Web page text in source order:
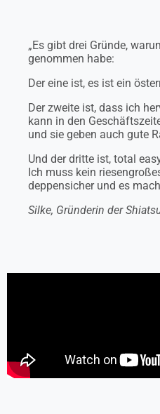
„Es gibt drei Gründe,
genommen habe:
Der eine ist, es ist ein
Der zweite ist, dass ich
kann in den
und sie geben auch gute
Und der dritte ist, total
Ich muss kein
deppensicher und es
Silke, Gründerin der